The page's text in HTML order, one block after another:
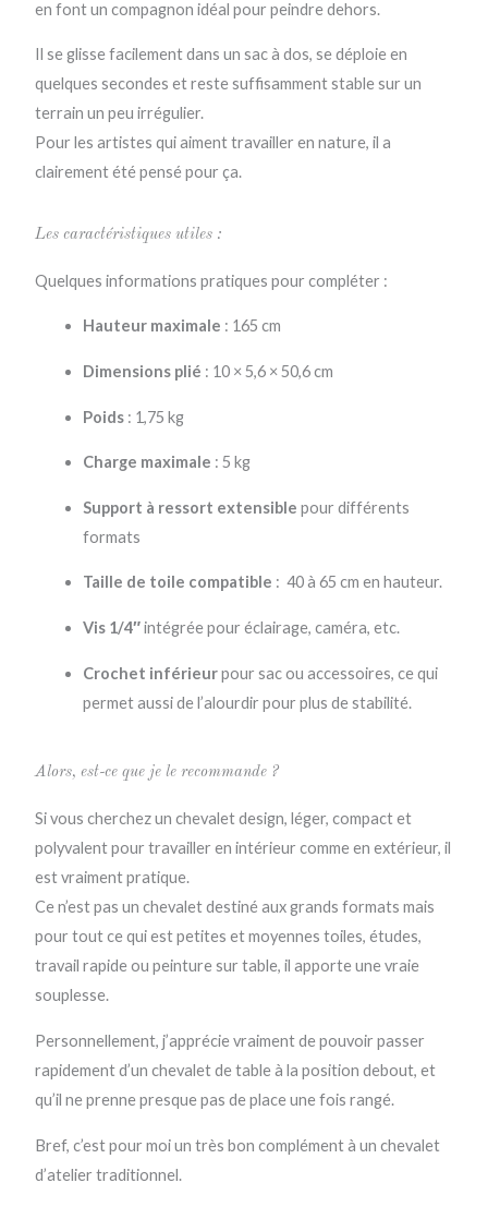
en font un compagnon idéal pour peindre dehors.
Il se glisse facilement dans un sac à dos, se déploie en
quelques secondes et reste suffisamment stable sur un
terrain un peu irrégulier.
Pour les artistes qui aiment travailler en nature, il a
clairement été pensé pour ça.
Les caractéristiques utiles :
Quelques informations pratiques pour compléter :
Hauteur maximale : 165 cm
Dimensions plié : 10 × 5,6 × 50,6 cm
Poids : 1,75 kg
Charge maximale : 5 kg
Support à ressort extensible pour différents
formats
Taille de toile compatible : 40 à 65 cm en hauteur.
Vis 1/4″intégrée pour éclairage, caméra, etc.
Crochet inférieurpour sac ou accessoires, ce qui
permet aussi de l’alourdir pour plus de stabilité.
Alors, est-ce que je le recommande ?
Si vous cherchez un chevalet design, léger, compact et
polyvalent pour travailler en intérieur comme en extérieur, il
est vraiment pratique.
Ce n’est pas un chevalet destiné aux grands formats mais
pour tout ce qui est petites et moyennes toiles, études,
travail rapide ou peinture sur table, il apporte une vraie
souplesse.
Personnellement, j’apprécie vraiment de pouvoir passer
rapidement d’un chevalet de table à la position debout, et
qu’il ne prenne presque pas de place une fois rangé.
Bref, c’est pour moi un très bon complément à un chevalet
d’atelier traditionnel.